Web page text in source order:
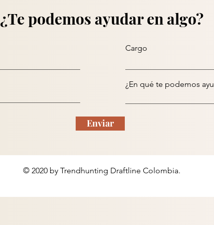
¿Te podemos ayudar en algo?
Cargo
¿En qué te podemos
Enviar
© 2020 by Trendhunting Draftline Colombia.